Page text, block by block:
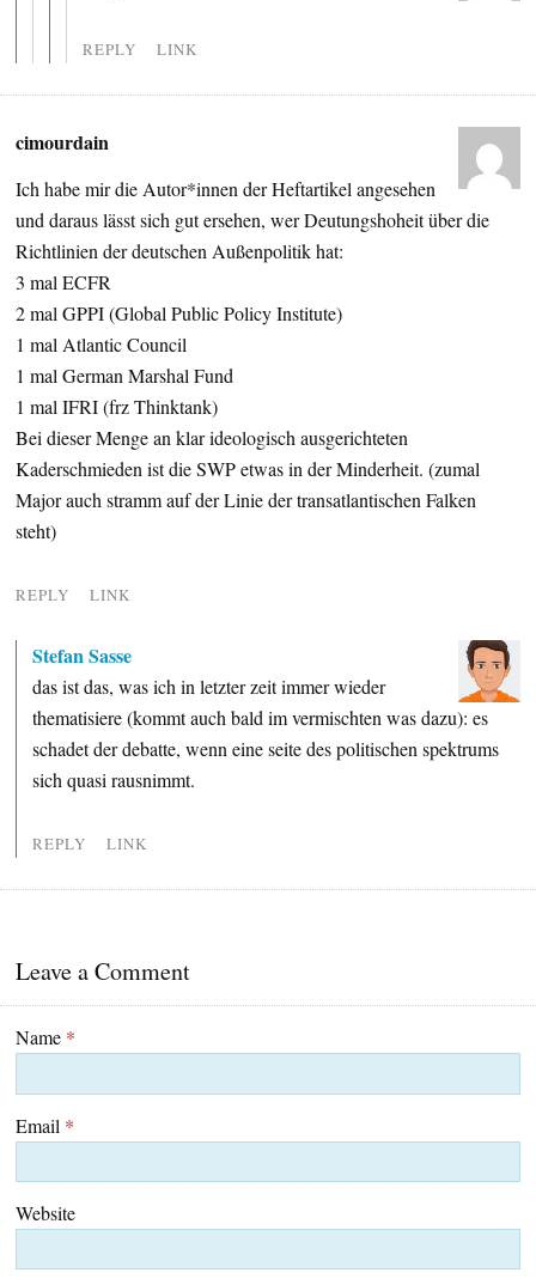
REPLY LINK
cimourdain
Ich habe mir die Autor*innen der Heftartikel angesehen
und daraus lässt sich gut ersehen, wer Deutungshoheit über die
Richtlinien der deutschen Außenpolitik hat:
3 mal ECFR
2 mal GPPI (Global Public Policy Institute)
1 mal Atlantic Council
1 mal German Marshal Fund
1 mal IFRI (frz Thinktank)
Bei dieser Menge an klar ideologisch ausgerichteten
Kaderschmieden ist die SWP etwas in der Minderheit. (zumal
Major auch stramm auf der Linie der transatlantischen Falken
steht)
REPLY LINK
Stefan Sasse
das ist das, was ich in letzter zeit immer wieder
thematisiere (kommt auch bald im vermischten was dazu): es
schadet der debatte, wenn eine seite des politischen spektrums
sich quasi rausnimmt.
REPLY LINK
Leave a Comment
Name *
Email *
Website